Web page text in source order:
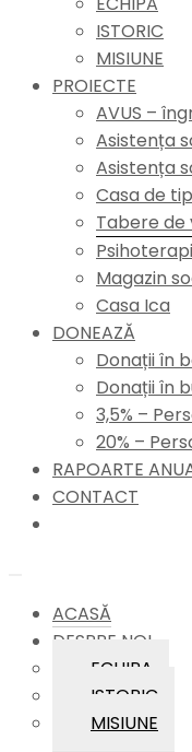
ISTORIC
MISIUNE
PROIECTE
AVUS –
Asistența
Asistența
Casa de
Tabere de
Magazin
Casa Ica
DONEAZĂ
Donații în
Donații în
3,5% –
20% –
RAPOARTE
CONTACT
ACASĂ
DESPRE NOI
ECHIPA
ISTORIC
MISIUNE